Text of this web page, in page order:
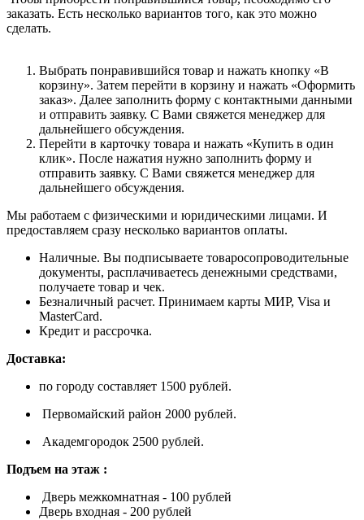
заказать. Есть несколько вариантов того, как это можно
сделать.
Выбрать понравившийся товар и нажать кнопку «В
корзину». Затем перейти в корзину и нажать «Оформить
заказ». Далее заполнить форму с контактными данными
и отправить заявку. С Вами свяжется менеджер для
дальнейшего обсуждения.
Перейти в карточку товара и нажать «Купить в один
клик». После нажатия нужно заполнить форму и
отправить заявку. С Вами свяжется менеджер для
дальнейшего обсуждения.
Мы работаем с физическими и юридическими лицами. И
предоставляем сразу несколько вариантов оплаты.
Наличные. Вы подписываете товаросопроводительные
документы, расплачиваетесь денежными средствами,
получаете товар и чек.
Безналичный расчет. Принимаем карты МИР, Visa и
MasterCard.
Кредит и рассрочка.
Доставка:
по городу составляет 1500 рублей.
Первомайский район 2000 рублей.
Академгородок 2500 рублей.
Подъем на этаж :
Дверь межкомнатная - 100 рублей
Дверь входная - 200 рублей